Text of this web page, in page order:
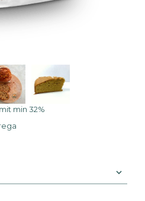
min 32%